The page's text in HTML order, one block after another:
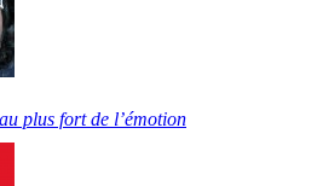
plus fort de l’émotion